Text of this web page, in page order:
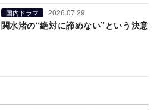
国内ドラマ 2026.07.29
関水渚の“絶対に諦めない”という決意